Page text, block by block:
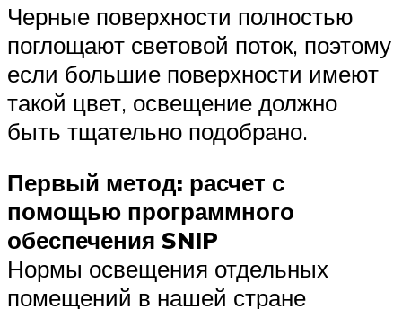
Черные поверхности полностью
поглощают световой поток, поэтому
если большие поверхности имеют
такой цвет, освещение должно
быть тщательно подобрано.
Первый метод: расчет с
помощью программного
обеспечения SNIP
Нормы освещения отдельных
помещений в нашей стране